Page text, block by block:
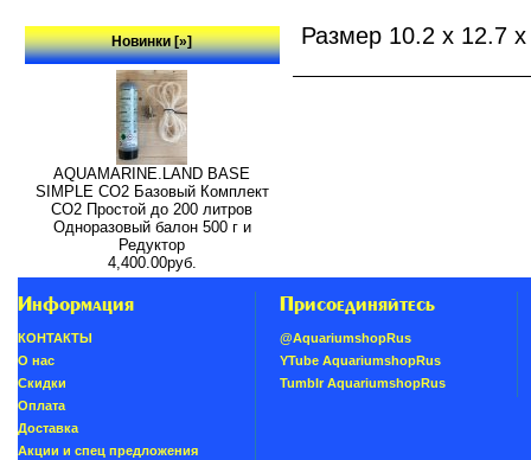
Новинки [»]
AQUAMARINE.LAND BASE
SIMPLE СО2 Базовый Комплект
СО2 Простой до 200 литров
Одноразовый балон 500 г и
Редуктор
4,400.00руб.
Размер 10.2 x 12.7
Информация
КОНТАКТЫ
О нас
Скидки
Oплатa
Доставка
Акции и спец предложения
Присоединяйтесь
@AquariumshopRus
YTube AquariumshopRus
Tumblr AquariumshopRus